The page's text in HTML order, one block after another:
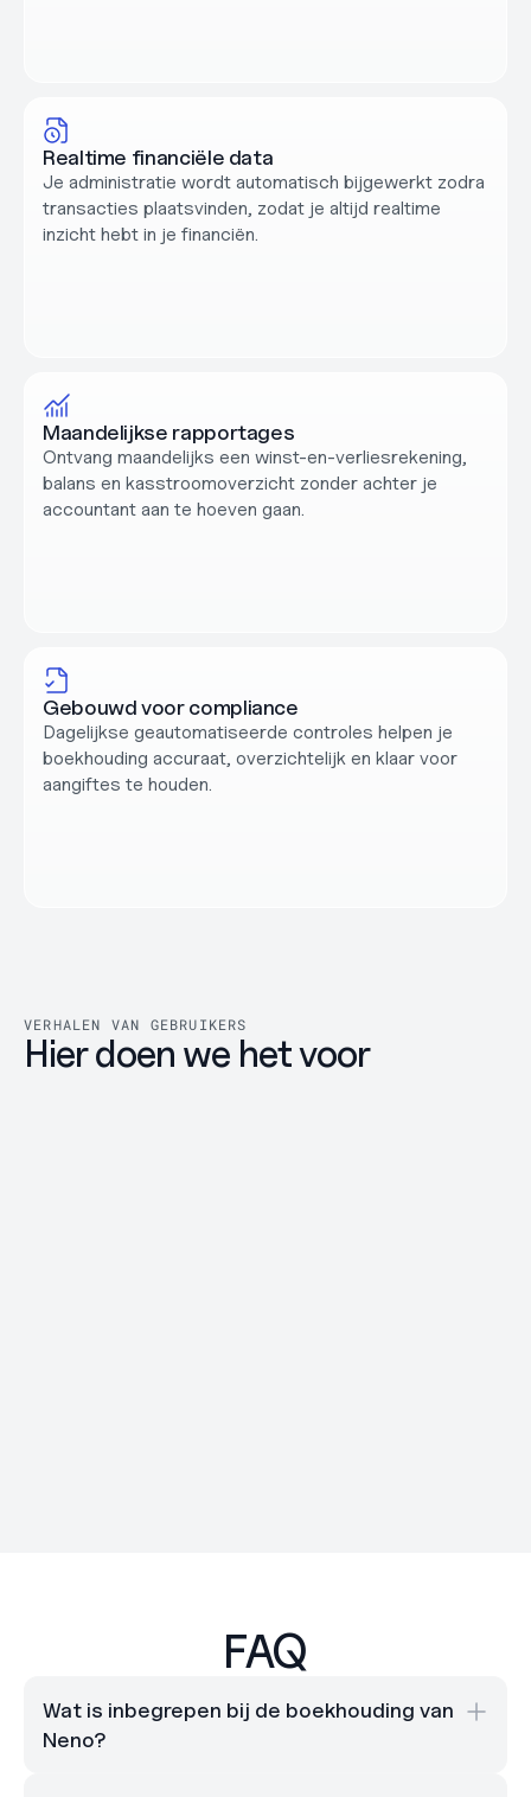
Realtime financiële data
Je administratie wordt automatisch bijgewerkt zodra
transacties plaatsvinden, zodat je altijd realtime
inzicht hebt in je financiën.
Maandelijkse rapportages
Ontvang maandelijks een winst-en-verliesrekening,
balans en kasstroomoverzicht zonder achter je
accountant aan te hoeven gaan.
Gebouwd voor compliance
Dagelijkse geautomatiseerde controles helpen je
boekhouding accuraat, overzichtelijk en klaar voor
aangiftes te houden.
VERHALEN VAN GEBRUIKERS
Hier doen we het voor
FAQ
Wat is inbegrepen bij de boekhouding van
Neno?